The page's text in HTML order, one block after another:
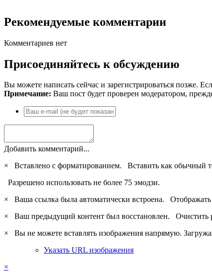
Рекомендуемые комментарии
Комментариев нет
Присоединяйтесь к обсуждению
Вы можете написать сейчас и зарегистрироваться позже.
Примечание: Ваш пост будет проверен модератором,
Добавить комментарий...
×
Вставлено с форматированием. Вставить как обычный
Разрешено использовать не более 75 эмодзи.
×
Ваша ссылка была автоматически встроена.
×
Ваш предыдущий контент был восстановлен. Очистить
×
Вы не можете вставлять изображения напрямую.
Указать URL изображения
×